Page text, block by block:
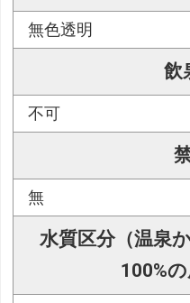
無色透明
飲
不可
無
水質区分（温泉
100%